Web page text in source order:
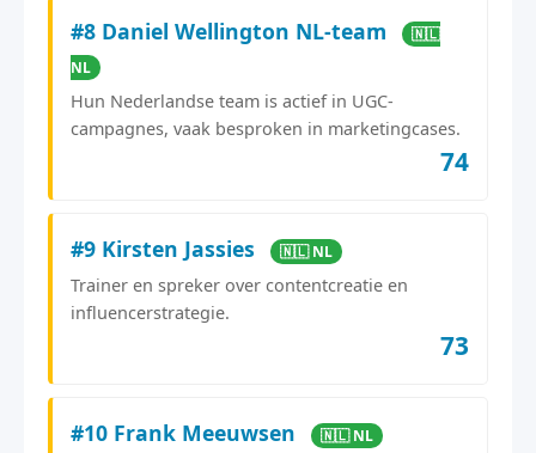
#8 Daniel Wellington NL-team
🇳🇱
NL
Hun Nederlandse team is actief in UGC-
campagnes, vaak besproken in marketingcases.
74
#9 Kirsten Jassies 🇳🇱 NL
Trainer en spreker over contentcreatie en
influencerstrategie.
73
#10 Frank Meeuwsen 🇳🇱 NL